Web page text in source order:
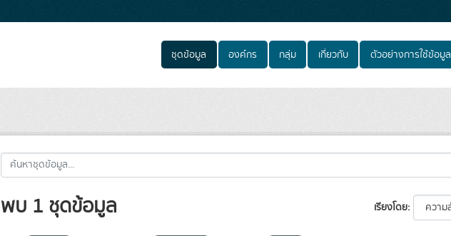
ชุดข้อมูล องค์กร กลุ่ม เกี่ยวกับ ตัวอย่างการใช้ข้อมูล
เรียงโดย
พบ 1 ชุดข้อมูล